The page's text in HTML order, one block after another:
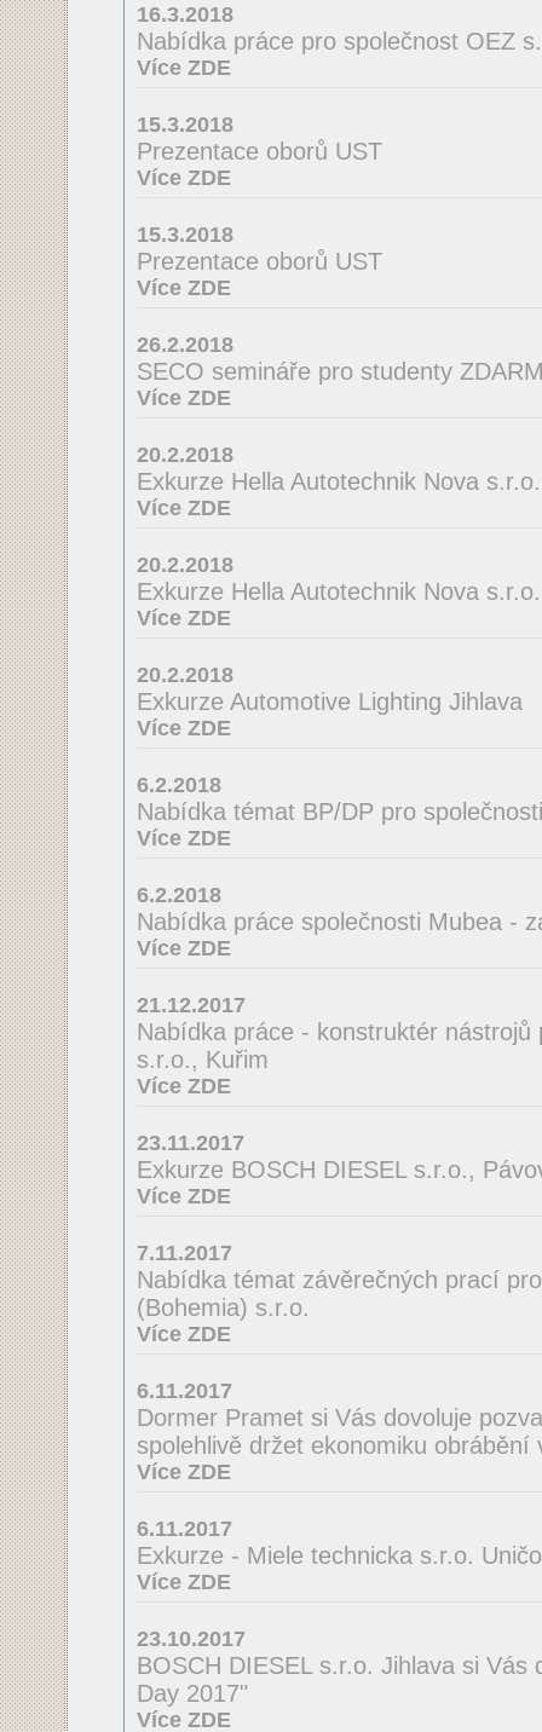
16.3.2018
Nabídka práce pro společnost OEZ
Více ZDE
15.3.2018
Prezentace oborů UST
Více ZDE
15.3.2018
Prezentace oborů UST
Více ZDE
26.2.2018
SECO semináře pro studenty
Více ZDE
20.2.2018
Exkurze Hella Autotechnik Nova
Více ZDE
20.2.2018
Exkurze Hella Autotechnik Nova
Více ZDE
20.2.2018
Exkurze Automotive Lighting Jihlava
Více ZDE
6.2.2018
Nabídka témat BP/DP pro
Více ZDE
6.2.2018
Nabídka práce společnosti Mubea -
Více ZDE
21.12.2017
Nabídka práce - konstruktér
s.r.o., Kuřim
Více ZDE
23.11.2017
Exkurze BOSCH DIESEL s.r.o.,
Více ZDE
7.11.2017
Nabídka témat závěrečných prací
(Bohemia) s.r.o.
Více ZDE
6.11.2017
Dormer Pramet si Vás dovoluje
spolehlivě držet ekonomiku obrábění
Více ZDE
6.11.2017
Exkurze - Miele technicka s.r.o.
Více ZDE
23.10.2017
BOSCH DIESEL s.r.o. Jihlava si Vás
Day 2017"
Více ZDE